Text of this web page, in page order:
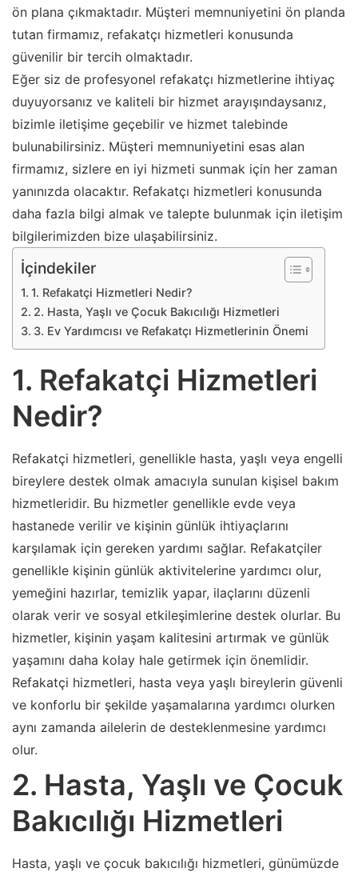
ön plana çıkmaktadır. Müşteri memnuniyetini ön planda
tutan firmamız, refakatçı hizmetleri konusunda
güvenilir bir tercih olmaktadır.
Eğer siz de profesyonel refakatçı hizmetlerine ihtiyaç
duyuyorsanız ve kaliteli bir hizmet arayışındaysanız,
bizimle iletişime geçebilir ve hizmet talebinde
bulunabilirsiniz. Müşteri memnuniyetini esas alan
firmamız, sizlere en iyi hizmeti sunmak için her zaman
yanınızda olacaktır. Refakatçı hizmetleri konusunda
daha fazla bilgi almak ve talepte bulunmak için iletişim
bilgilerimizden bize ulaşabilirsiniz.
İçindekiler
1. Refakatçi Hizmetleri Nedir?
2. Hasta, Yaşlı ve Çocuk Bakıcılığı Hizmetleri
3. Ev Yardımcısı ve Refakatçı Hizmetlerinin Önemi
1. Refakatçi Hizmetleri
Nedir?
Refakatçi hizmetleri, genellikle hasta, yaşlı veya engelli
bireylere destek olmak amacıyla sunulan kişisel bakım
hizmetleridir. Bu hizmetler genellikle evde veya
hastanede verilir ve kişinin günlük ihtiyaçlarını
karşılamak için gereken yardımı sağlar. Refakatçiler
genellikle kişinin günlük aktivitelerine yardımcı olur,
yemeğini hazırlar, temizlik yapar, ilaçlarını düzenli
olarak verir ve sosyal etkileşimlerine destek olurlar. Bu
hizmetler, kişinin yaşam kalitesini artırmak ve günlük
yaşamını daha kolay hale getirmek için önemlidir.
Refakatçi hizmetleri, hasta veya yaşlı bireylerin güvenli
ve konforlu bir şekilde yaşamalarına yardımcı olurken
aynı zamanda ailelerin de desteklenmesine yardımcı
olur.
2. Hasta, Yaşlı ve Çocuk
Bakıcılığı Hizmetleri
Hasta, yaşlı ve çocuk bakıcılığı hizmetleri, günümüzde